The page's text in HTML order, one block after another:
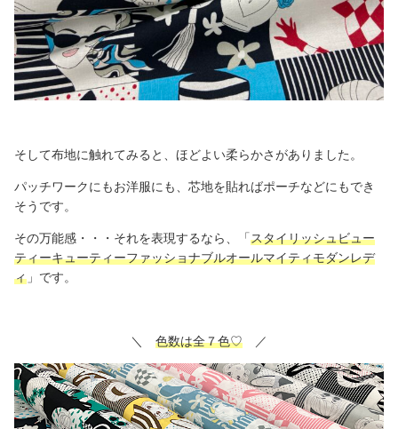
そして布地に触れてみると、ほどよい柔らかさがありました。
パッチワークにもお洋服にも、芯地を貼ればポーチなどにもでき
そうです。
その万能感・・・それを表現するなら、「スタイリッシュビュー
ティーキューティーファッショナブルオールマイティモダンレデ
ィ 」です。
＼ 色数は全７色♡ ／